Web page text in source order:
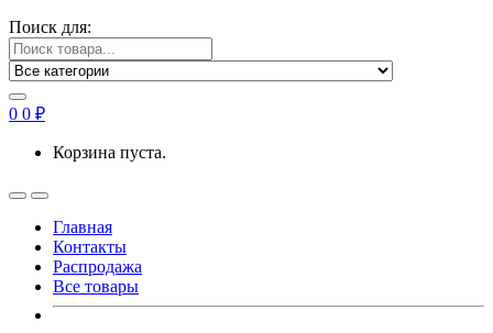
Поиск для:
0 0 ₽
Корзина пуста.
Главная
Контакты
Распродажа
Все товары